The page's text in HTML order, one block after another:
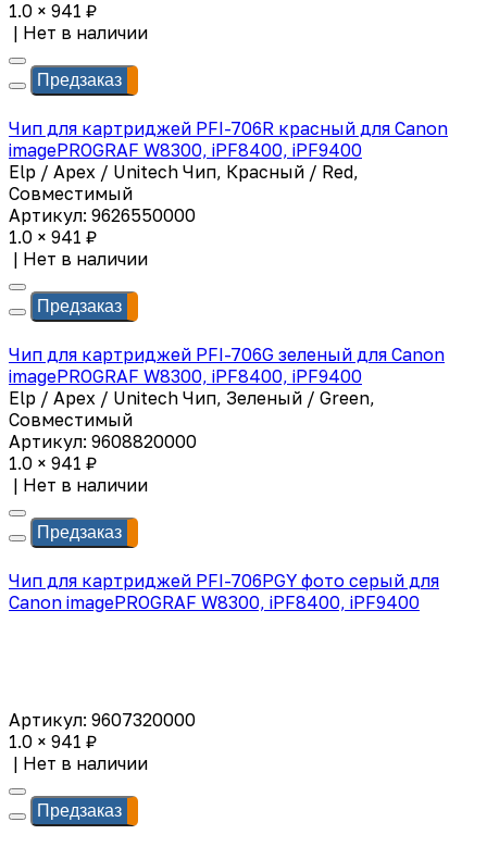
1.0 × 941 ₽
| Нет в наличии
Предзаказ
Чип для картриджей PFI-706R красный для Canon
imagePROGRAF W8300, iPF8400, iPF9400
Elp / Apex / Unitech Чип, Красный / Red,
Совместимый
Артикул: 9626550000
1.0 × 941 ₽
| Нет в наличии
Предзаказ
Чип для картриджей PFI-706G зеленый для Canon
imagePROGRAF W8300, iPF8400, iPF9400
Elp / Apex / Unitech Чип, Зеленый / Green,
Совместимый
Артикул: 9608820000
1.0 × 941 ₽
| Нет в наличии
Предзаказ
Чип для картриджей PFI-706PGY фото серый для
Canon imagePROGRAF W8300, iPF8400, iPF9400
Артикул: 9607320000
1.0 × 941 ₽
| Нет в наличии
Предзаказ